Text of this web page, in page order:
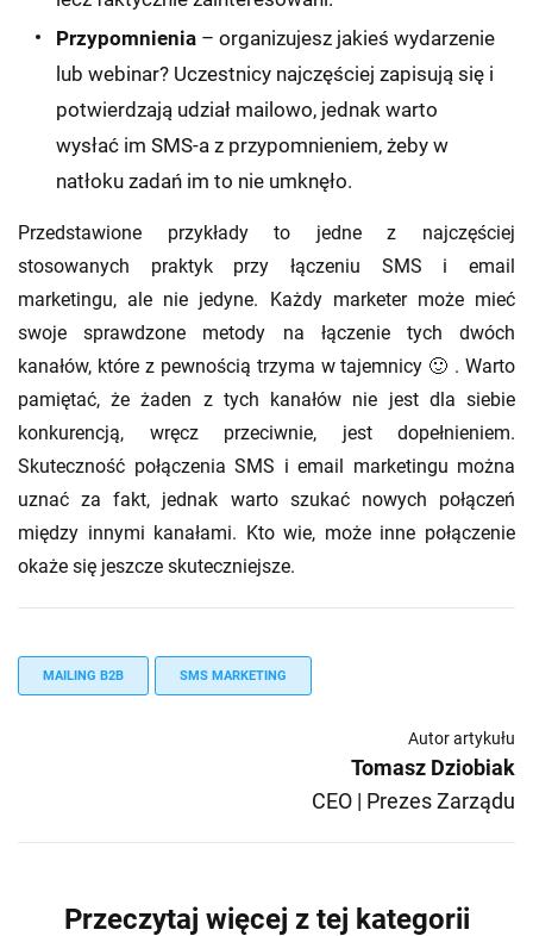
Przypomnienia – organizujesz jakieś wydarzenie
lub webinar? Uczestnicy najczęściej zapisują się i
potwierdzają udział mailowo, jednak warto
wysłać im SMS-a z przypomnieniem, żeby w
natłoku zadań im to nie umknęło.
Przedstawione przykłady to jedne z najczęściej
stosowanych praktyk przy łączeniu SMS i email
marketingu, ale nie jedyne. Każdy marketer może mieć
swoje sprawdzone metody na łączenie tych dwóch
kanałów, które z pewnością trzyma w tajemnicy 🙂 . Warto
pamiętać, że żaden z tych kanałów nie jest dla siebie
konkurencją, wręcz przeciwnie, jest dopełnieniem.
Skuteczność połączenia SMS i email marketingu można
uznać za fakt, jednak warto szukać nowych połączeń
między innymi kanałami. Kto wie, może inne połączenie
okaże się jeszcze skuteczniejsze.
MAILING B2B SMS MARKETING
Autor artykułu
Tomasz Dziobiak
CEO | Prezes Zarządu
Przeczytaj więcej z tej kategorii